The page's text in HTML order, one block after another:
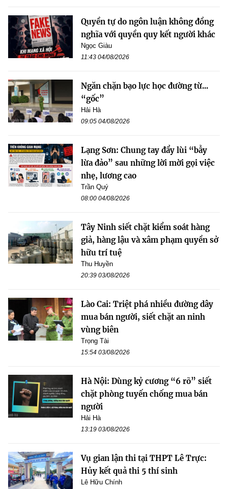
Quyền tự do ngôn luận không đồng
nghĩa với quyền quy kết người khác
Ngọc Giàu
11:43 04/08/2026
Ngăn chặn bạo lực học đường từ...
“gốc”
Hải Hà
09:05 04/08/2026
Lạng Sơn: Chung tay đẩy lùi “bẫy
lừa đảo” sau những lời mời gọi việc
nhẹ, lương cao
Trần Quý
08:00 04/08/2026
Tây Ninh siết chặt kiểm soát hàng
giả, hàng lậu và xâm phạm quyền sở
hữu trí tuệ
Thu Huyền
20:39 03/08/2026
Lào Cai: Triệt phá nhiều đường dây
mua bán người, siết chặt an ninh
vùng biên
Trọng Tài
15:54 03/08/2026
Hà Nội: Dùng kỷ cương “6 rõ” siết
chặt phòng tuyến chống mua bán
người
Hải Hà
13:19 03/08/2026
Vụ gian lận thi tại THPT Lê Trực:
Hủy kết quả thi 5 thí sinh
Lê Hữu Chính